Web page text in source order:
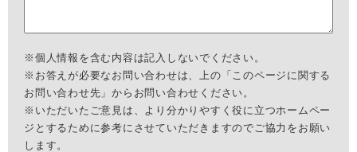
※個人情報を含む内容は記入しないでください。
※お答えが必要なお問い合わせは、上の「このページに関する
お問い合わせ先」からお問い合わせください。
※いただいたご意見は、より分かりやすく役に立つホームペー
ジとするために参考にさせていただきますのでご協力をお願い
します。